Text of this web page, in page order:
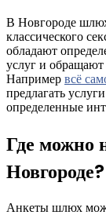
В Новгороде
классического
обладают
услуг и обращают
Например всё
предлагать
определенные
Где можно
Новгороде?
Анкеты шлюх